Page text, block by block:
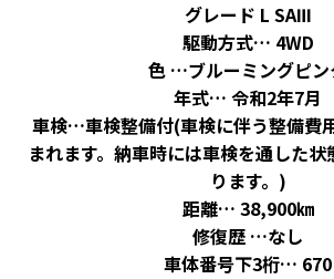
グレード L SAⅢ
駆動方式… 4WD
色 …ブルーミングピン
年式… 令和2年7月
車検…車検整備付(車検に伴う整備費
まれます。納車時には車検を通した
ります。)
距離… 38,900㎞
修復歴 …なし
車体番号下3桁… 670